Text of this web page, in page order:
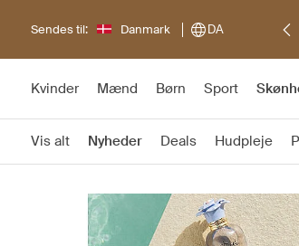
Sendes til: Danmark DA
Kvinder Mænd Børn Sport
Vis alt Nyheder Deals Hudpleje